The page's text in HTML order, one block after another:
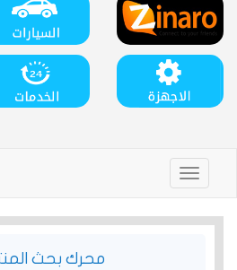
Toggle
navigation
محرك بحث